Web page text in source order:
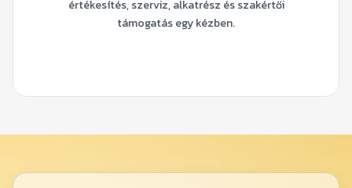
értékesítés, szerviz, alkatrész és szakértői
támogatás egy kézben.